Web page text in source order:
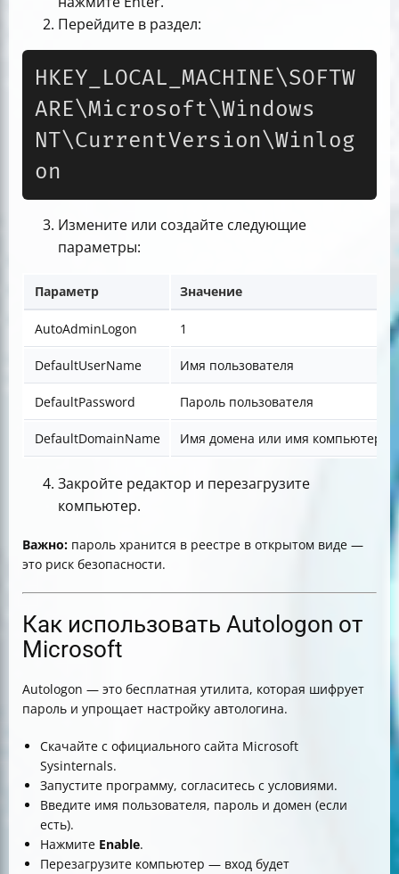
Перейдите в раздел:
HKEY_LOCAL_MACHINE\SOFTW
ARE\Microsoft\Windows
NT\CurrentVersion\Winlog
on
Измените или создайте следующие
параметры:
Параметр Значение
AutoAdminLogon 1
DefaultUserName Имя пользователя
DefaultPassword Пароль пользователя
DefaultDomainName Имя домена или имя компьютера
Закройте редактор и перезагрузите
компьютер.
Важно: пароль хранится в реестре в открытом виде —
это риск безопасности.
Как использовать Autologon от
Microsoft
Autologon — это бесплатная утилита, которая шифрует
пароль и упрощает настройку автологина.
Скачайте с официального сайта Microsoft
Sysinternals.
Запустите программу, согласитесь с условиями.
Введите имя пользователя, пароль и домен (если
есть).
Нажмите Enable.
Перезагрузите компьютер — вход будет